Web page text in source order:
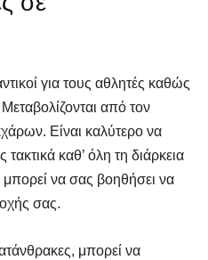
για τους αθλητές καθώς
από τον
Είναι καλύτερο να
καθ’ όλη τη διάρκεια
να σας βοηθήσει να
σας.
μπορεί να